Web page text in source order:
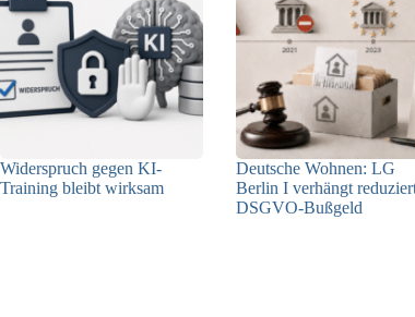
Widerspruch gegen KI-
Training bleibt wirksam
Deutsche Wohnen: LG
Berlin I verhängt
DSGVO-Bußgeld